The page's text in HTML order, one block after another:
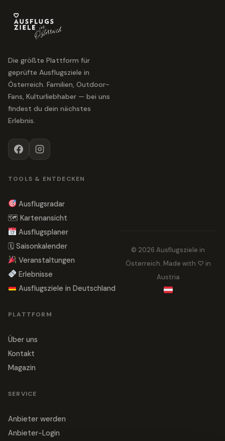
Die größte Plattform für
geprüfte Ausflugsziele in
Österreich. Familien, Outdoor-
Fans, Kulturliebhaber — bei uns
findest du dein nächstes
Erlebnis.
TOOLS & ENTDECKEN
Ausflugsradar
🗺 Kartenansicht
Ausflugsplaner
🗓 Saisonkalender
Veranstaltungen
Erlebnisse
Ausflugsziele in Deutschland
PLATTFORM
Über uns
Kontakt
Magazin
SERVICE
Anbieter werden
Anbieter-Login
© 2026 Ausflugsziele in
Österreich. Made with ♡ in
Austria